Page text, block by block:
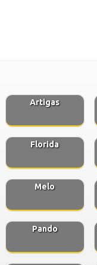
Artigas
Florida
Melo
Pando